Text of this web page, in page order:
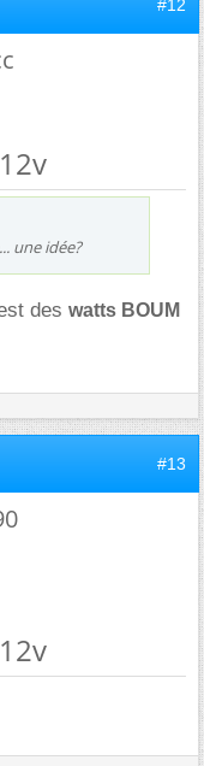
#12
une idée?
des watts BOUM
#13